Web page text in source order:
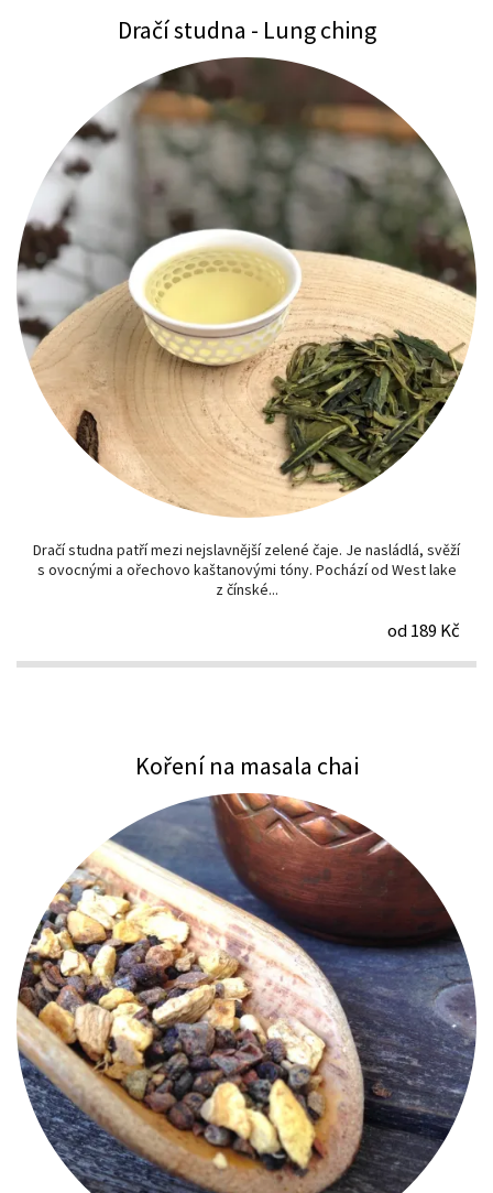
Dračí studna - Lung ching
Dračí studna patří mezi nejslavnější zelené čaje. Je nasládlá, svěží
s ovocnými a ořechovo kaštanovými tóny. Pochází od West lake
z čínské...
od 189 Kč
Koření na masala chai